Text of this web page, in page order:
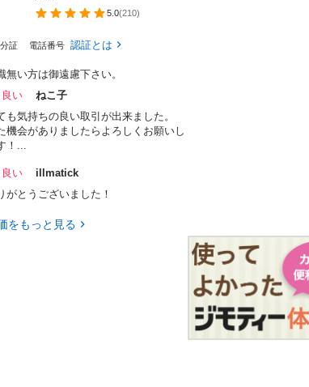
5.0(210)
証 電話番号 認証とは
無い方は御遠慮下さい。
良い
ねこ子
も気持ちの良い取引が出来ました。
機会がありましたらよろしくお願いし
！...
良い
illmatick
がとうございました！
をもっと見る